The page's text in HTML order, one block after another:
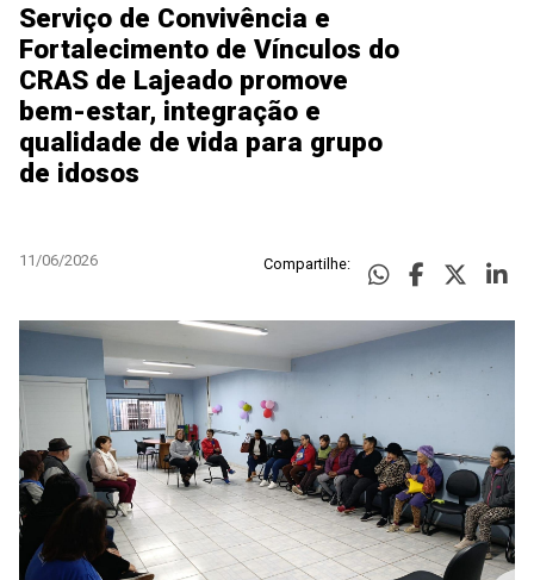
Serviço de Convivência e
Fortalecimento de Vínculos do
CRAS de Lajeado promove
bem-estar, integração e
qualidade de vida para grupo
de idosos
11/06/2026 Compartilhe: